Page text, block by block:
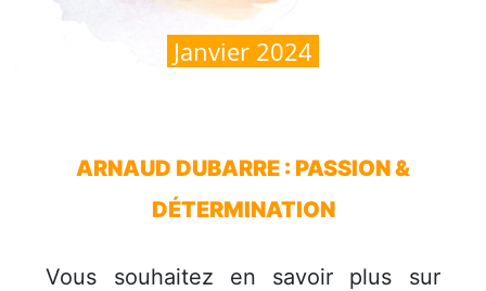
Janvier 2024
ARNAUD DUBARRE : PASSION &
DÉTERMINATION
Vous souhaitez en savoir plus sur